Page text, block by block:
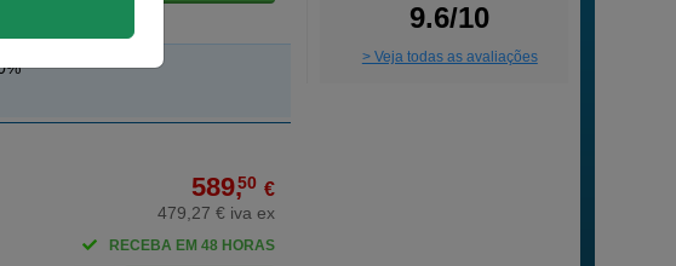
9.6/10
> Veja todas as avaliações
589,50 €
479,27 € iva ex
RECEBA EM 48 HORAS